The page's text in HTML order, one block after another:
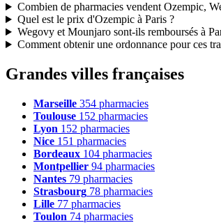
Combien de pharmacies vendent Ozempic,
Quel est le prix d'Ozempic à Paris ?
Wegovy et Mounjaro sont-ils remboursés à
Comment obtenir une ordonnance pour ces
Grandes villes françaises
Marseille 354 pharmacies
Toulouse 152 pharmacies
Lyon 152 pharmacies
Nice 151 pharmacies
Bordeaux 104 pharmacies
Montpellier 94 pharmacies
Nantes 79 pharmacies
Strasbourg 78 pharmacies
Lille 77 pharmacies
Toulon 74 pharmacies